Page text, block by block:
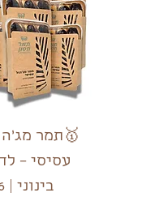
🥇תמר
עסיסי –
בינוני | 6 ק"ג